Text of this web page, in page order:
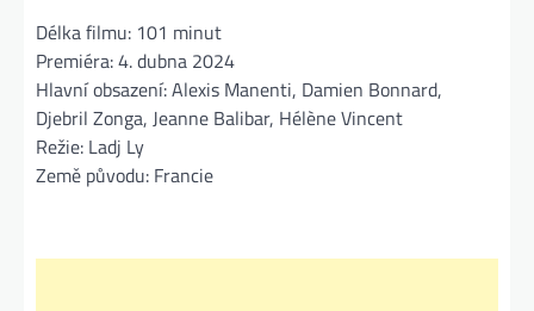
Délka filmu: 101 minut
Premiéra: 4. dubna 2024
Hlavní obsazení: Alexis Manenti, Damien Bonnard,
Djebril Zonga, Jeanne Balibar, Hélène Vincent
Režie: Ladj Ly
Země původu: Francie